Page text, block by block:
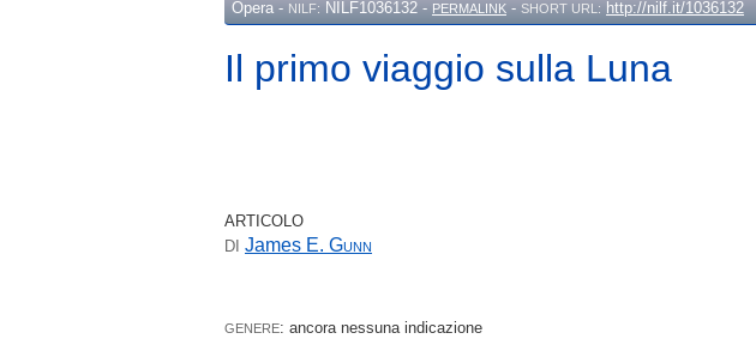
Opera - NILF: NILF1036132 - PERMALINK - SHORT URL: http://nilf.it/1036132
Il primo viaggio sulla Luna
ARTICOLO
DI James E. Gunn
GENERE: ancora nessuna indicazione